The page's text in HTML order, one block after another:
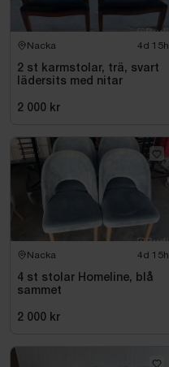
Nacka 4d 15h
2 st karmstolar, trä, svart
lädersits med nitar
2 000 kr
Nacka 4d 15h
4 st stolar Homeline, blå
sammet
2 000 kr